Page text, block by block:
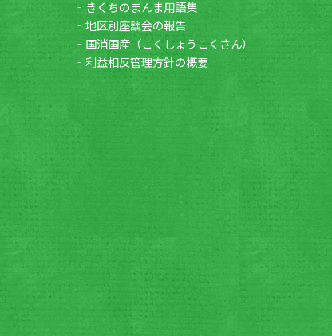
きくちのまんま用語集
地区別座談会の報告
国消国産（こくしょうこくさん）
利益相反管理方針の概要